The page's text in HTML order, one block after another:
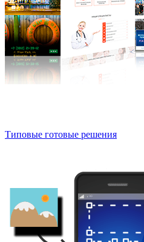
Типовые готовые решения